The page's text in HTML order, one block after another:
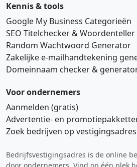
Kennis & tools
Google My Business Categorieën
SEO Titelchecker & Woordenteller
Random Wachtwoord Generator
Zakelijke e‑mailhandtekening
Domeinnaam checker &
Voor ondernemers
Aanmelden (gratis)
Advertentie‑ en
Zoek bedrijven op vestigingsadres
Bedrijfsvestigingsadres is de online
Hi 👋 We horen graag uw